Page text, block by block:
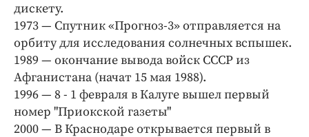
дискету.
1973 — Спутник «Прогноз-3» отправляется на
орбиту для исследования солнечных вспышек.
1989 — окончание вывода войск СССР из
Афганистана (начат 15 мая 1988).
1996 — 8 - 1 февраля в Калуге вышел первый
номер "Приокской газеты"
2000 — В Краснодаре открывается первый в